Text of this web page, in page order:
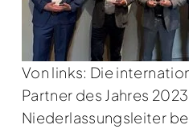
Von links: Die
Partner des Jahres
Niederlassungsleiter